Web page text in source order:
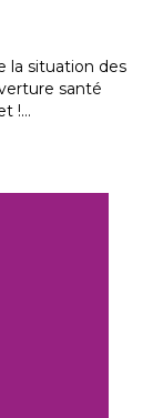
la situation des
santé
!…